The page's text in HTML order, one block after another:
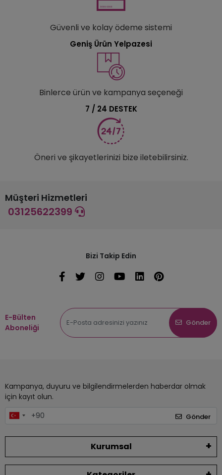
Güvenli ve kolay ödeme sistemi
Geniş Ürün Yelpazesi
Binlerce ürün ve kampanya seçeneği
7 / 24 DESTEK
Öneri ve şikayetlerinizi bize iletebilirsiniz.
Müşteri Hizmetleri
03125622399
Bizi Takip Edin
E-Bülten
Aboneliği
Gönder
Kampanya, duyuru ve bilgilendirmelerden haberdar olmak
için kayıt olun.
Gönder
Kurumsal